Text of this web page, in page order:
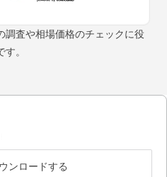
調査や相場価格のチェックに役
。
ンロードする